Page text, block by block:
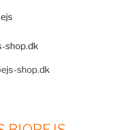
shop.dk
shop.dk